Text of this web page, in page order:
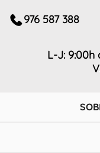
976 587 388
L-J: 9:00h